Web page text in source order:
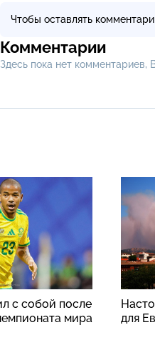
Чтобы оставлять
Комментарии
Здесь пока нет
с собой после
мира
для